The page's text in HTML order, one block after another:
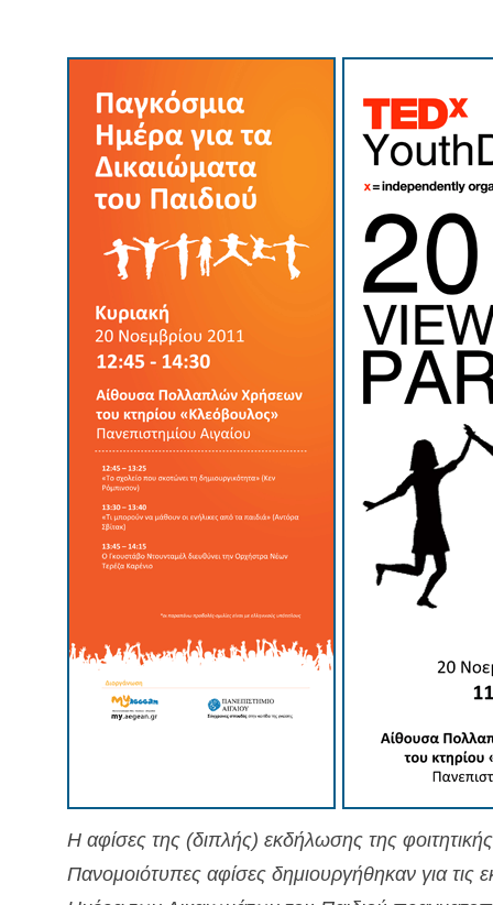
Η αφίσες της (διπλής) εκδήλωσης της
Πανομοιότυπες αφίσες δημιουργήθηκαν για